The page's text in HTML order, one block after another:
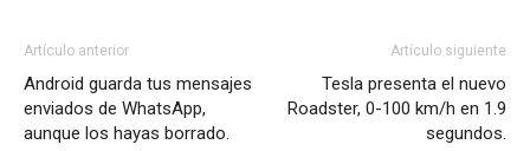
Artículo anterior
Android guarda tus mensajes
enviados de WhatsApp,
aunque los hayas borrado.
Artículo siguiente
Tesla presenta el nuevo
Roadster, 0-100 km/h en 1.9
segundos.